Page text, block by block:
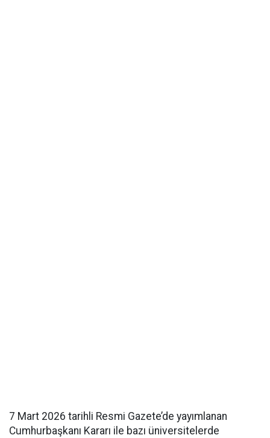
7 Mart 2026 tarihli Resmi Gazete’de yayımlanan
Cumhurbaşkanı Kararı ile bazı üniversitelerde